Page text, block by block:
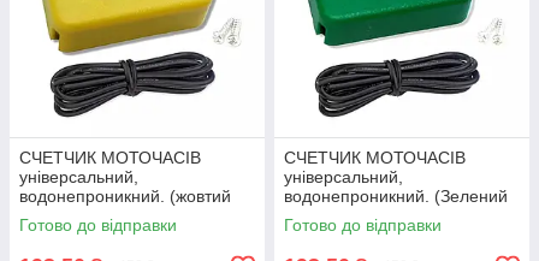
СЧЕТЧИК МОТОЧАСІВ
універсальний,
водонепроникний. (жовтий
корпус)
Готово до відправки
СЧЕТЧИК МОТОЧАСІВ
універсальний,
водонепроникний. (Зелений
корпус)
Готово до відправки